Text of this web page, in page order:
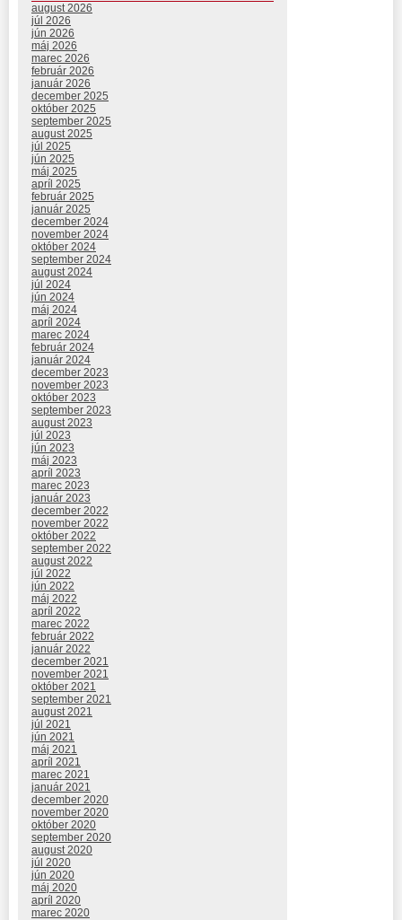
august 2026
júl 2026
jún 2026
máj 2026
marec 2026
február 2026
január 2026
december 2025
október 2025
september 2025
august 2025
júl 2025
jún 2025
máj 2025
apríl 2025
február 2025
január 2025
december 2024
november 2024
október 2024
september 2024
august 2024
júl 2024
jún 2024
máj 2024
apríl 2024
marec 2024
február 2024
január 2024
december 2023
november 2023
október 2023
september 2023
august 2023
júl 2023
jún 2023
máj 2023
apríl 2023
marec 2023
január 2023
december 2022
november 2022
október 2022
september 2022
august 2022
júl 2022
jún 2022
máj 2022
apríl 2022
marec 2022
február 2022
január 2022
december 2021
november 2021
október 2021
september 2021
august 2021
júl 2021
jún 2021
máj 2021
apríl 2021
marec 2021
január 2021
december 2020
november 2020
október 2020
september 2020
august 2020
júl 2020
jún 2020
máj 2020
apríl 2020
marec 2020